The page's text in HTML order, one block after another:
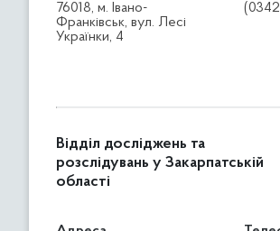
76018, м. Івано-
Франківськ, вул. Лесі
Українки, 4
Відділ досліджень та
розслідувань у Закарпатській
області